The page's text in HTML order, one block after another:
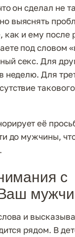
он сделал не
выяснять
и ему после
под словом
секс. Для
неделю. Для
её
до мужчины,
с
и
рядом. В